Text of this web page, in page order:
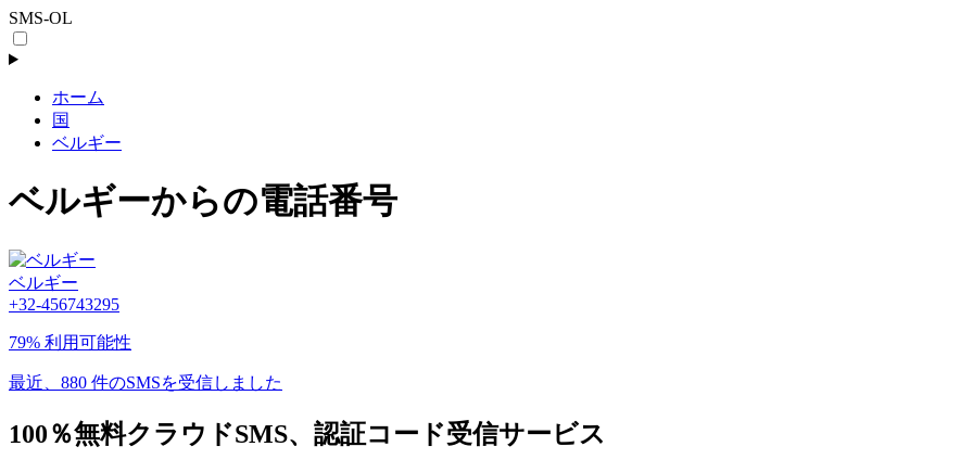
SMS-OL
ホーム
国
ベルギー
ベルギーからの電話番号
ベルギー
+32-456743295
79% 利用可能性
最近、880 件のSMSを受信しました
100％無料クラウドSMS、認証コード受信サービス